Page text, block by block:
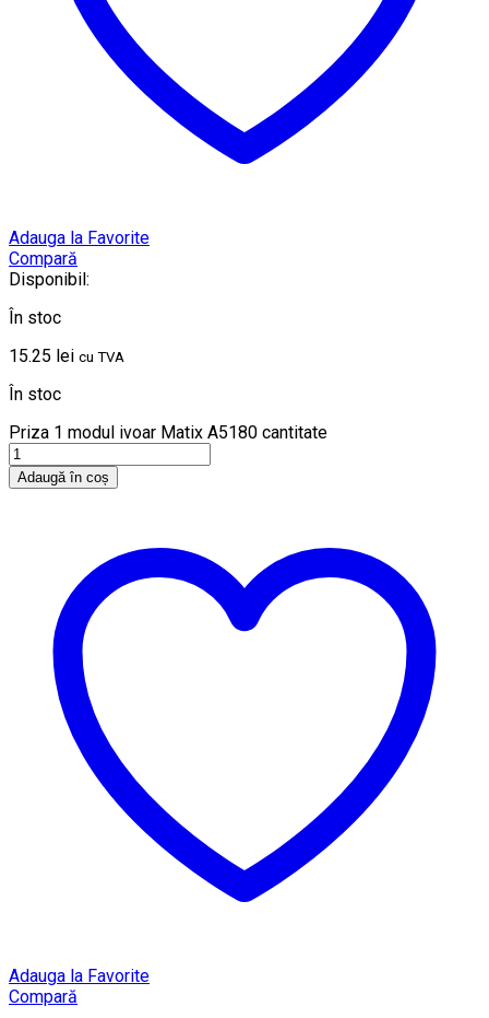
Adauga la Favorite
Compară
Disponibil:
În stoc
15.25 lei cu TVA
În stoc
Priza 1 modul ivoar Matix A5180 cantitate
Adaugă în coș
Adauga la Favorite
Compară